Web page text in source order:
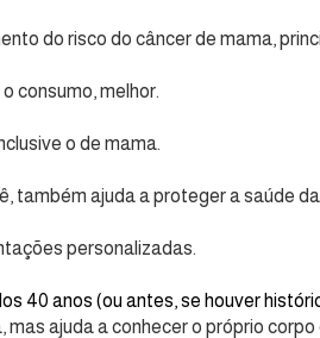
do risco do câncer de mama,
consumo, melhor.
o de mama.
também ajuda a proteger a saúde
personalizadas.
40 anos (ou antes, se houver
ajuda a conhecer o próprio